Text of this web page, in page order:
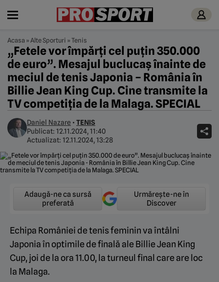
Acasa »Alte Sporturi »Tenis
„Fetele vor împărți cel puțin 350.000
de euro”. Mesajul buclucaș înainte de
meciul de tenis Japonia – România în
Billie Jean King Cup. Cine transmite la
TV competiția de la Malaga. SPECIAL
Daniel Nazare • TENIS
Publicat: 12.11.2024, 11:40
Actualizat: 12.11.2024, 13:28
Adaugă-ne ca sursă
preferată
Urmărește-ne în
Discover
Echipa României de tenis feminin va întâlni
Japonia în optimile de finală ale Billie Jean King
Cup, joi de la ora 11.00, la turneul final care are loc
la Malaga.